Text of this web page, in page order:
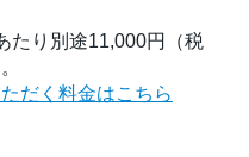
たり別途11,000円（税
だく料金はこちら